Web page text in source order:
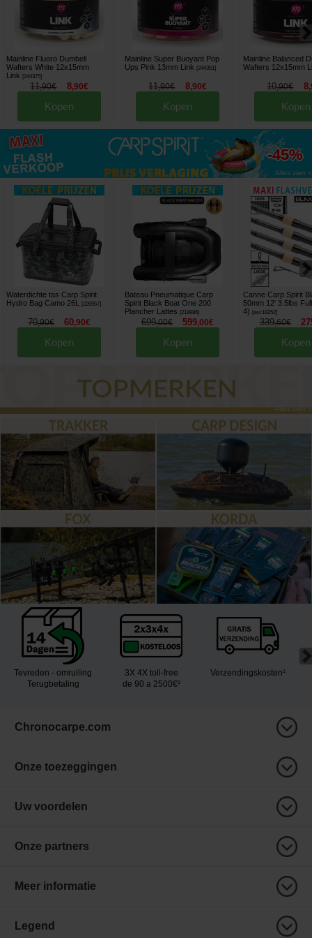
Mainline Fluoro Dumbell
Wafters White 12x15mm
Link
[244375]
11,90€ 8,90€
Kopen
Mainline Super Buoyant Pop
Ups Pink 13mm Link
[244351]
11,90€ 8,90€
Kopen
Mainline Balanced
Wafters 12x15mm
10,90€ 8,
Kopen
tot
-45%
Alles zien »
Waterdichte tas Carp Spirit
Hydro Bag Camo 26L
226957]
70,90€ 60,90€
Kopen
Bateau Pneumatique Carp
Spirit Black Boat One 200
Plancher Lattes
219986]
699,00€ 599,00€
Kopen
Canne Carp Spirit
50mm 12' 3.5lbs
4)
[esc18252]
339,60€
Kopen
Alles zien »
Tevreden - omruiling
Terugbetaling
3X 4X toll-free
de 90 a 2500€²
Verzendingskosten¹
Chronocarpe.com
Onze toezeggingen
Uw voordelen
Onze partners
Meer informatie
Legend